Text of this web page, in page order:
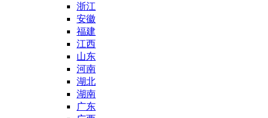
浙江
安徽
福建
江西
山东
河南
湖北
湖南
广东